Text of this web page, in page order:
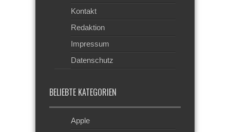
Kontakt
Redaktion
Impressum
Datenschutz
BELIEBTE KATEGORIEN
Apple